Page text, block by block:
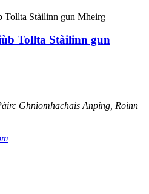
Tollta Stàilinn gun
Ghnìomhachais Anping, Roinn